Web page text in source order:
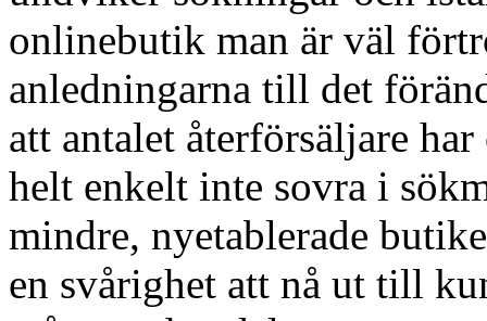
onlinebutik man är väl
anledningarna till det
att antalet återförsäljare
helt enkelt inte sovra i
mindre, nyetablerade
en svårighet att nå ut till